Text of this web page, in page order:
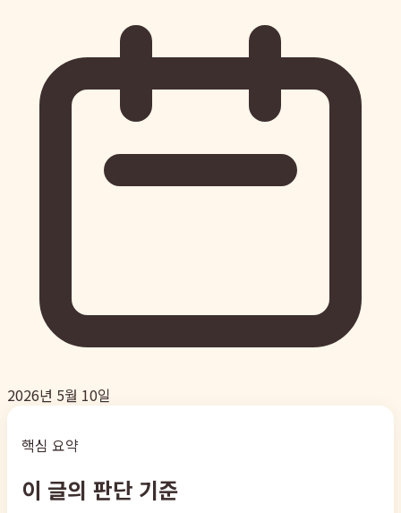
2026년 5월 10일
핵심 요약
이 글의 판단 기준